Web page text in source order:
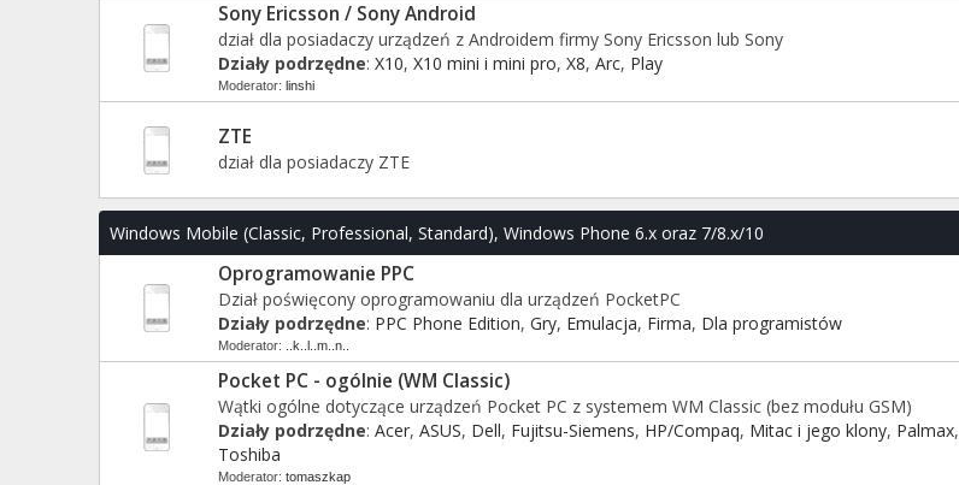
Sony Ericsson / Sony Android
dział dla posiadaczy urządzeń z Androidem firmy Sony Ericsson lub Sony
Działy podrzędne:X10,X10 mini i mini pro,X8,Arc, Play
Moderator:linshi
ZTE
dział dla posiadaczy ZTE
Windows Mobile (Classic, Professional, Standard), Windows Phone 6.x oraz 7/8.x/10
Oprogramowanie PPC
Dział poświęcony oprogramowaniu dla urządzeń PocketPC
Działy podrzędne: PPC Phone Edition,Gry, Emulacja, Firma, Dla programistów
Moderator: ..k..l..m..n..
Pocket PC - ogólnie (WM Classic)
Wątki ogólne dotyczące urządzeń Pocket PC z systemem WM Classic (bez modułu GSM)
Działy podrzędne:Acer,ASUS, Dell, Fujitsu-Siemens, HP/Compaq, Mitac i jego klony, Palmax,
Toshiba
Moderator:tomaszkap